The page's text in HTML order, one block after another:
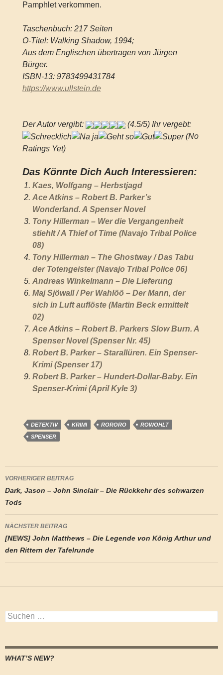
Pamphlet verkommen.
Taschenbuch: 217 Seiten
O-Titel: Walking Shadow, 1994;
Aus dem Englischen übertragen von Jürgen
Bürger.
ISBN-13: 9783499431784
https://www.ullstein.de
Der Autor vergibt:
(4.5/5) Ihr vergebt:
(No
Ratings Yet)
Das Könnte Dich Auch Interessieren:
Kaes, Wolfgang – Herbstjagd
Ace Atkins – Robert B. Parker’s
Wonderland. A Spenser Novel
Tony Hillerman – Wer die Vergangenheit
stiehlt / A Thief of Time (Navajo Tribal Police
08)
Tony Hillerman – The Ghostway / Das Tabu
der Totengeister (Navajo Tribal Police 06)
Andreas Winkelmann – Die Lieferung
Maj Sjöwall / Per Wahlöö – Der Mann, der
sich in Luft auflöste (Martin Beck ermittelt
02)
Ace Atkins – Robert B. Parkers Slow Burn. A
Spenser Novel (Spenser Nr. 45)
Robert B. Parker – Starallüren. Ein Spenser-
Krimi (Spenser 17)
Robert B. Parker – Hundert-Dollar-Baby. Ein
Spenser-Krimi (April Kyle 3)
DETEKTIV KRIMI RORORO
ROWOHLT
SPENSER
Beitragsnavigation
VORHERIGER BEITRAG
Dark, Jason – John Sinclair – Die Rückkehr des schwarzen
Tods
NÄCHSTER BEITRAG
[NEWS] John Matthews – Die Legende von König Arthur und
den Rittern der Tafelrunde
Suchen
nach:
WHAT’S NEW?